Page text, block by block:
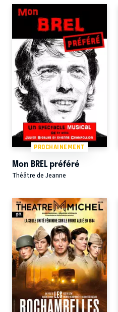
PROCHAINEMENT
Mon BREL préféré
Théâtre de Jeanne